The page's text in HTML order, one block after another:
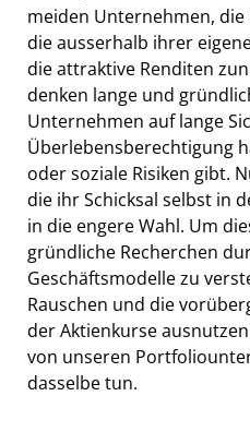
meiden Unternehmen,
die ausserhalb ihrer
die attraktive Renditen
denken lange und
Unternehmen auf lange
Überlebensberechtigung
oder soziale Risiken gibt.
die ihr Schicksal selbst in
in die engere Wahl. Um
gründliche Recherchen
Geschäftsmodelle zu
Rauschen und die
der Aktienkurse
von unseren
dasselbe tun.